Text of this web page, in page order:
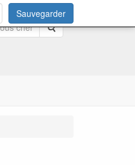
Rechercher
Sauvegarder